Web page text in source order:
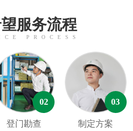
服务流程
PROCESS
02
登门勘查
03
制定方案